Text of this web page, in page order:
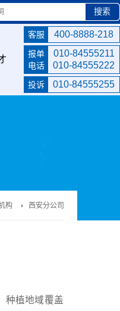
搜索
客服 400-8888-218
报单
电话
010-84555211
010-84555222
投诉 010-84555255
构 西安分公司
种植地域覆盖